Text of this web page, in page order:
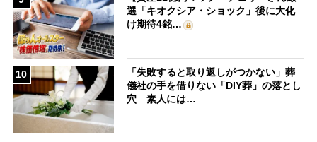
選「キオクシア・ショック」後に大化
け期待4銘…
10
「失敗すると取り返しがつかない」葬
儀社の手を借りない「DIY葬」の落とし
穴 素人には…